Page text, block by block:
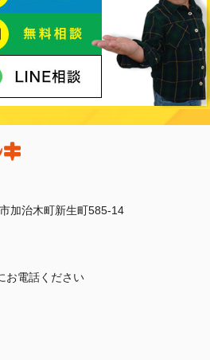
加治木町新生町585-14
お電話ください